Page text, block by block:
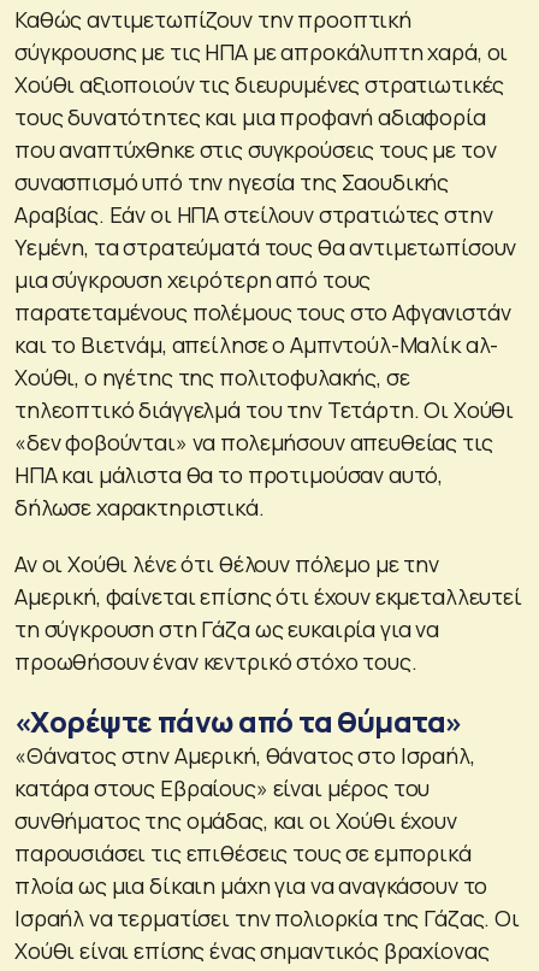
Καθώς αντιμετωπίζουν την προοπτική
σύγκρουσης με τις ΗΠΑ με απροκάλυπτη χαρά, οι
Χούθι αξιοποιούν τις διευρυμένες στρατιωτικές
τους δυνατότητες και μια προφανή αδιαφορία
που αναπτύχθηκε στις συγκρούσεις τους με τον
συνασπισμό υπό την ηγεσία της Σαουδικής
Αραβίας. Εάν οι ΗΠΑ στείλουν στρατιώτες στην
Υεμένη, τα στρατεύματά τους θα αντιμετωπίσουν
μια σύγκρουση χειρότερη από τους
παρατεταμένους πολέμους τους στο Αφγανιστάν
και το Βιετνάμ, απείλησε ο Αμπντούλ-Μαλίκ αλ-
Χούθι, ο ηγέτης της πολιτοφυλακής, σε
τηλεοπτικό διάγγελμά του την Τετάρτη. Οι Χούθι
«δεν φοβούνται» να πολεμήσουν απευθείας τις
ΗΠΑ και μάλιστα θα το προτιμούσαν αυτό,
δήλωσε χαρακτηριστικά.
Αν οι Χούθι λένε ότι θέλουν πόλεμο με την
Αμερική, φαίνεται επίσης ότι έχουν εκμεταλλευτεί
τη σύγκρουση στη Γάζα ως ευκαιρία για να
προωθήσουν έναν κεντρικό στόχο τους.
«Χορέψτε πάνω από τα θύματα»
«Θάνατος στην Αμερική, θάνατος στο Ισραήλ,
κατάρα στους Εβραίους» είναι μέρος του
συνθήματος της ομάδας, και οι Χούθι έχουν
παρουσιάσει τις επιθέσεις τους σε εμπορικά
πλοία ως μια δίκαιη μάχη για να αναγκάσουν το
Ισραήλ να τερματίσει την πολιορκία της Γάζας. Οι
Χούθι είναι επίσης ένας σημαντικός βραχίονας